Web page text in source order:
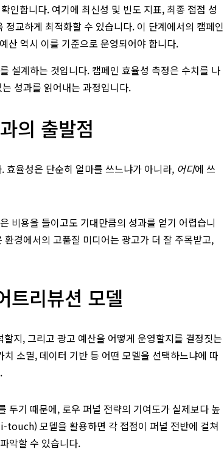
인합니다. 여기에 최신성 및 빈도 지표, 최종 접점 성
교하게 최적화할 수 있습니다. 이 단계에서의 캠페인
산 역시 이를 기준으로 운영되어야 합니다.
설계하는 것입니다. 캠페인 효율성 측정은 수치를 나
성과를 읽어내는 과정입니다.
의 출발점
효율성은 단순히 얼마를 쓰느냐가 아니라, 어디에 쓰
비용을 들이고도 기대만큼의 성과를 얻기 어렵습니
경에서의 고품질 미디어는 광고가 더 잘 주목받고,
트리뷰션 모델
지, 그리고 광고 예산을 어떻게 운영할지를 결정짓는
소멸, 데이터 기반 등 어떤 모델을 선택하느냐에 따
두기 때문에, 로우 퍼널 전략의 기여도가 실제보다 높
모델을 활용하면 각 접점이 퍼널 전반에 걸쳐
악할 수 있습니다.